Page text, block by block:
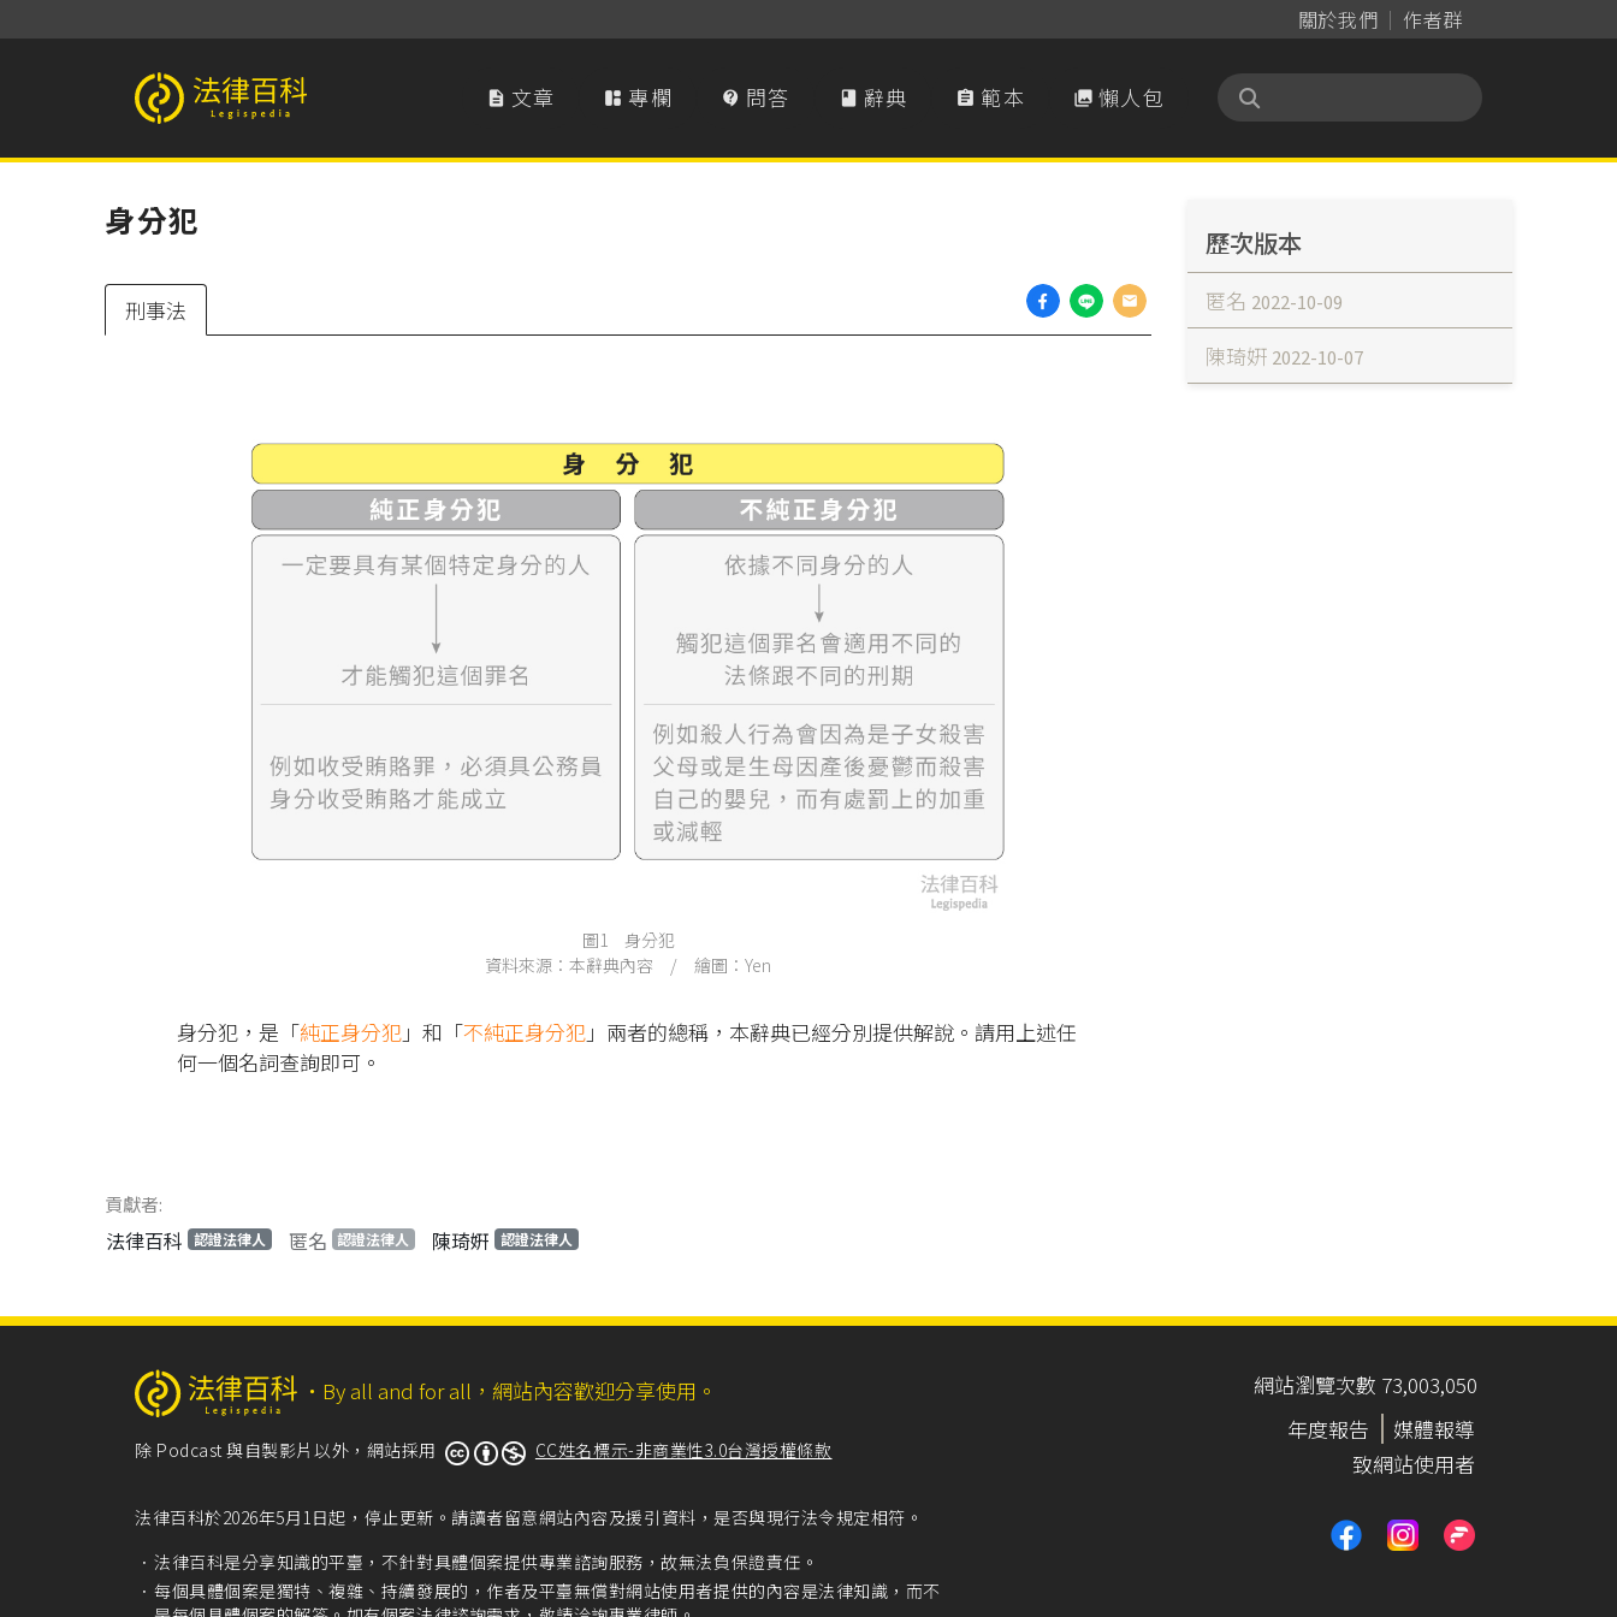
關於我們 作者群
法律百科 Legispedia  文章  專欄  問答  辭典  範本  懶人包
身分犯
刑事法
圖1 身分犯
資料來源：本辭典內容 / 繪圖：Yen
身分犯，是「純正身分犯 」和「不純正身分犯 」兩者的總稱，本辭典已經分別提供解說。請用上述任
何一個名詞查詢即可。
貢獻者:
法律百科 認證法律人 匿名 認證法律人 陳琦姸 認證法律人
歷次版本
匿名 2022-10-09
陳琦姸 2022-10-07
‧ By all and for all，網站內容歡迎分享使用。
除 Podcast 與自製影片以外，網站採用 CC姓名標示-非商業性3.0台灣授權條款
法律百科於2026年5月1日起，停止更新。請讀者留意網站內容及援引資料，是否與現行法令規定相符。
法律百科是分享知識的平臺，不針對具體個案提供專業諮詢服務，故無法負保證責任。
每個具體個案是獨特、複雜、持續發展的，作者及平臺無償對網站使用者提供的內容是法律知識，而不
網站瀏覽次數 73,003,050
年度報告
媒體報導
致網站使用者